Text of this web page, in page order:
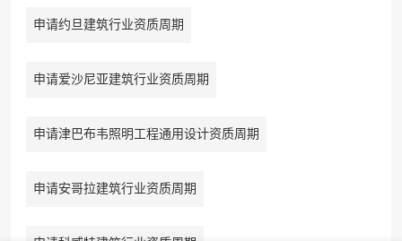
申请约旦建筑行业资质周期
申请爱沙尼亚建筑行业资质周期
申请津巴布韦照明工程通用设计资质周期
申请安哥拉建筑行业资质周期